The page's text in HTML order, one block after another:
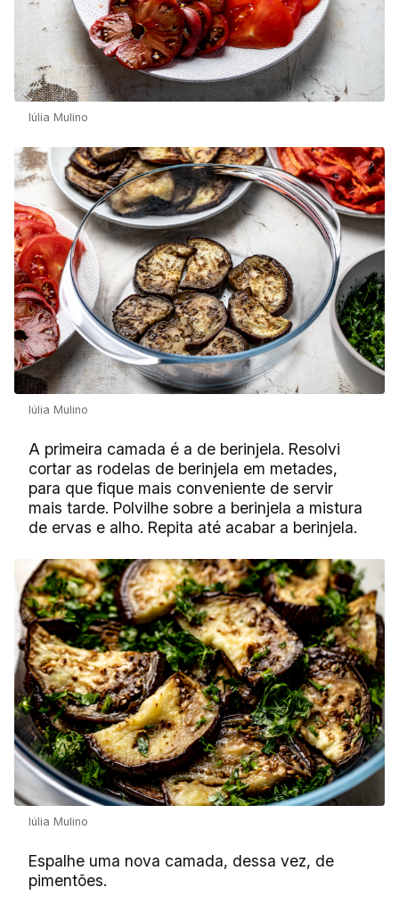
Iúlia Mulino
Iúlia Mulino
A primeira camada é a de berinjela. Resolvi
cortar as rodelas de berinjela em metades,
para que fique mais conveniente de servir
mais tarde. Polvilhe sobre a berinjela a mistura
de ervas e alho. Repita até acabar a berinjela.
Iúlia Mulino
Espalhe uma nova camada, dessa vez, de
pimentões.